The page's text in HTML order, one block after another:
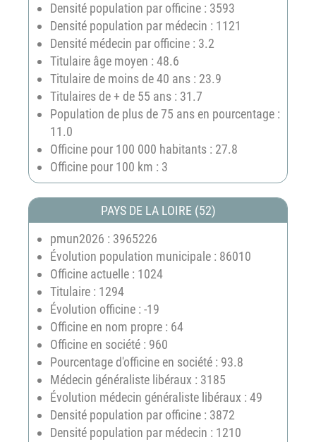
Densité population par officine : 3593
Densité population par médecin : 1121
Densité médecin par officine : 3.2
Titulaire âge moyen : 48.6
Titulaire de moins de 40 ans : 23.9
Titulaires de + de 55 ans : 31.7
Population de plus de 75 ans en pourcentage :
11.0
Officine pour 100 000 habitants : 27.8
Officine pour 100 km : 3
PAYS DE LA LOIRE (52)
pmun2026 : 3965226
Évolution population municipale : 86010
Officine actuelle : 1024
Titulaire : 1294
Évolution officine : -19
Officine en nom propre : 64
Officine en société : 960
Pourcentage d'officine en société : 93.8
Médecin généraliste libéraux : 3185
Évolution médecin généraliste libéraux : 49
Densité population par officine : 3872
Densité population par médecin : 1210